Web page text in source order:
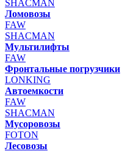
SHACMAN
Ломовозы
FAW
SHACMAN
Мультилифты
FAW
Фронтальные погрузчики
LONKING
Автоемкости
FAW
SHACMAN
Мусоровозы
FOTON
Лесовозы